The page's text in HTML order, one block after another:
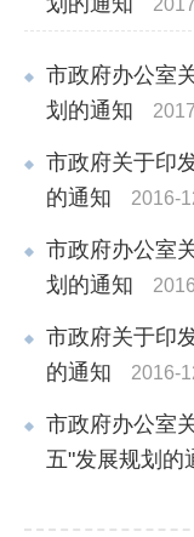
市政府办公室
划的通知
市政府关于印
的通知
2016-
市政府办公室
划的通知
市政府关于印
的通知
2016-
市政府办公室
五"发展规划的